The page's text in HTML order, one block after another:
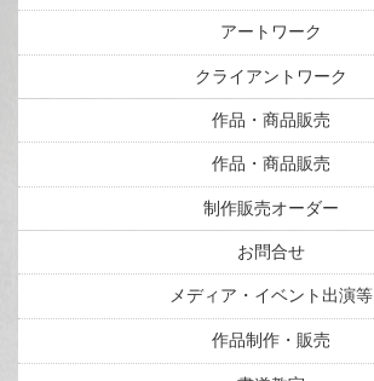
アートワーク
クライアントワーク
作品・商品販売
作品・商品販売
制作販売オーダー
お問合せ
メディア・イベント出演等
作品制作・販売